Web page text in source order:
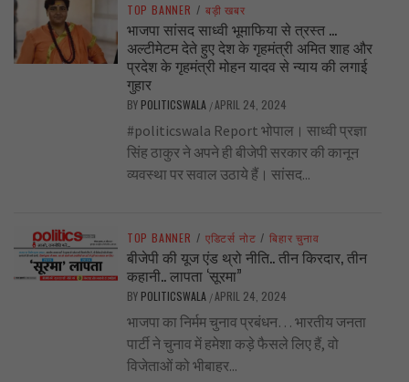
TOP BANNER / बड़ी खबर
भाजपा सांसद साध्वी भूमाफिया से त्रस्त …
अल्टीमेटम देते हुए देश के गृहमंत्री अमित शाह और
प्रदेश के गृहमंत्री मोहन यादव से न्याय की लगाई
गुहार
BY POLITICSWALA /APRIL 24, 2024
#politicswala Report भोपाल। साध्वी प्रज्ञा
सिंह ठाकुर ने अपने ही बीजेपी सरकार की कानून
व्यवस्था पर सवाल उठाये हैं। सांसद...
TOP BANNER / एडिटर्स नोट / बिहार चुनाव
बीजेपी की यूज एंड थ्रो नीति.. तीन किरदार, तीन
कहानी.. लापता ‘सूरमा”
BY POLITICSWALA /APRIL 24, 2024
भाजपा का निर्मम चुनाव प्रबंधन… भारतीय जनता
पार्टी ने चुनाव में हमेशा कड़े फैसले लिए हैं, वो
विजेताओं को भीबाहर...